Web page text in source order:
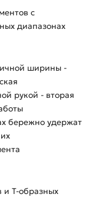
с
диапазонах
ширины -
рукой - вторая
бережно удержат
и Т-образных